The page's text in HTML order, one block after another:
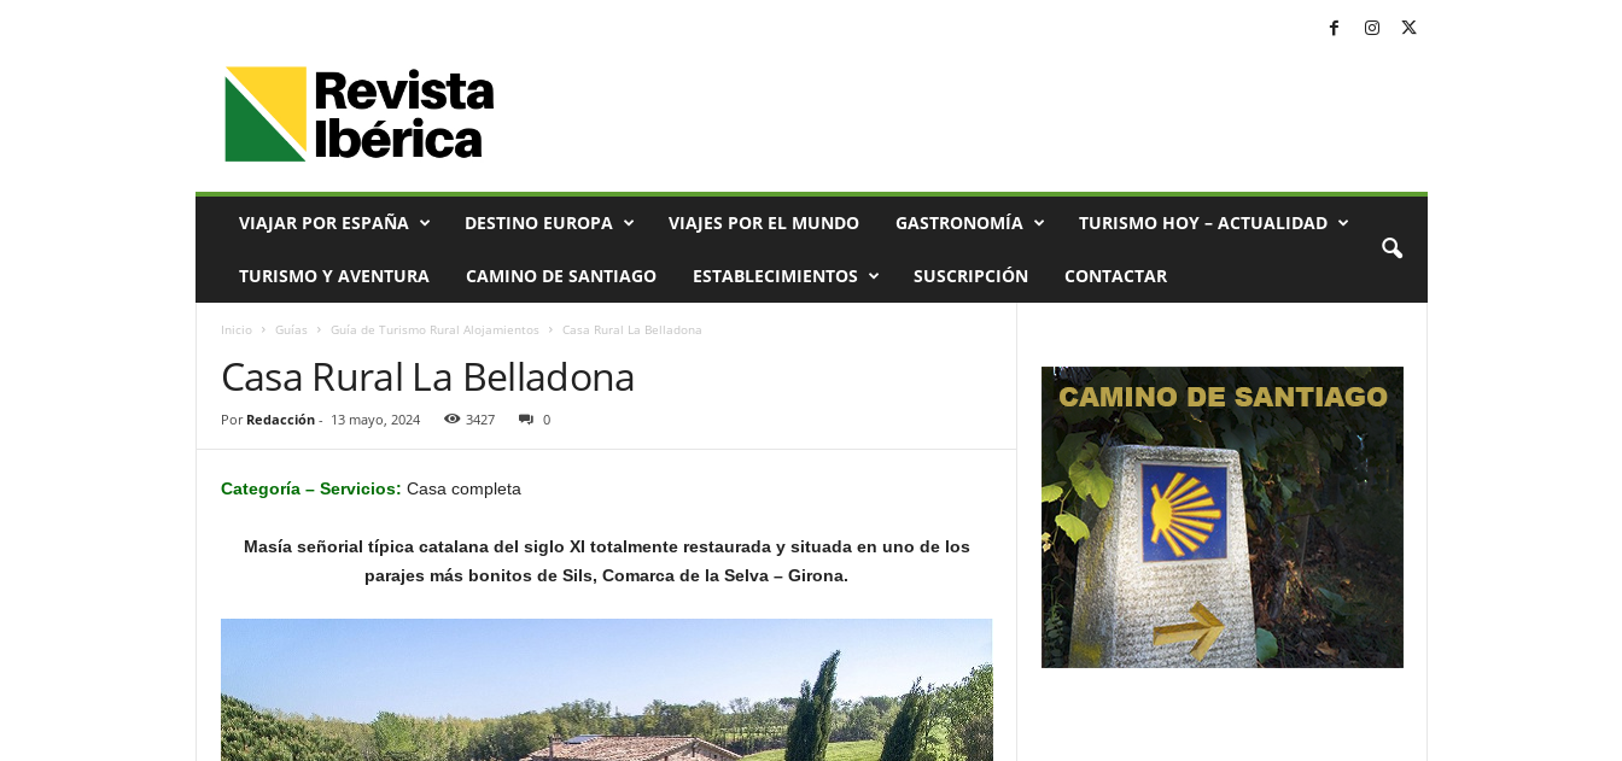
VIAJAR POR ESPAÑA DESTINO EUROPA VIAJES POR EL MUNDO GASTRONOMÍA TURISMO HOY – ACTUALIDAD
TURISMO Y AVENTURA CAMINO DE SANTIAGO ESTABLECIMIENTOS SUSCRIPCIÓN CONTACTAR
Inicio Guías Guía de Turismo Rural Alojamientos Casa Rural La Belladona
Casa Rural La Belladona
Por Redacción- 13 mayo, 2024 3427 0
Categoría – Servicios: Casa completa
Masía señorial típica catalana del siglo XI totalmente restaurada y situada en uno de los
parajes más bonitos de Sils, Comarca de la Selva – Girona.